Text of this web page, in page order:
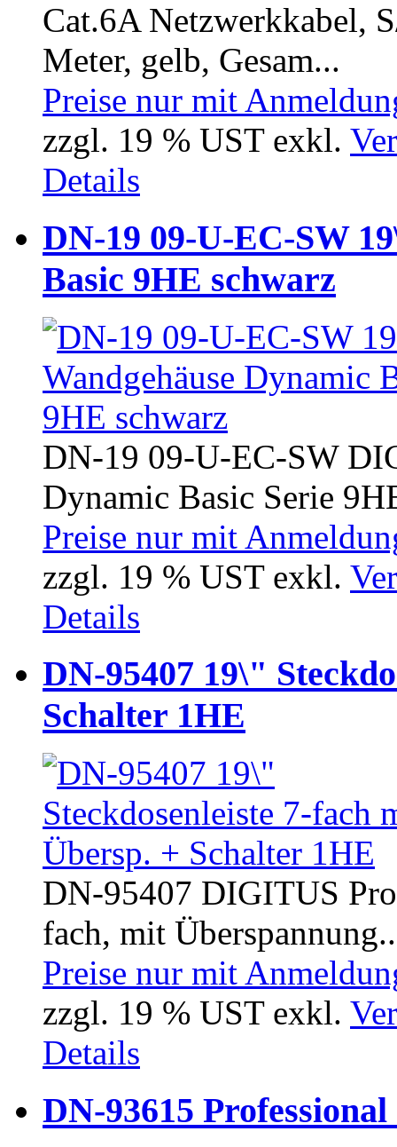
Cat.6A Netzwerkkabel,
Meter, gelb, Gesam...
Preise nur mit
zzgl. 19 % UST exkl.
Details
DN-19 09-U-EC-SW
Basic 9HE schwarz
DN-19 09-U-EC-SW
Dynamic Basic Serie
Preise nur mit
zzgl. 19 % UST exkl.
Details
DN-95407 19\"
Schalter 1HE
DN-95407 DIGITUS
fach, mit
Preise nur mit
zzgl. 19 % UST exkl.
Details
DN-93615